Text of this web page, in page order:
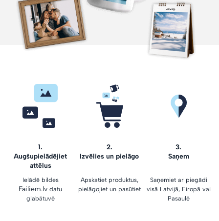
1.
Augšupielādējiet
attēlus
2.
Izvēlies un pielāgo
3.
Saņem
Ielādē bildes
Failiem.lv datu
glabātuvē
Apskatiet produktus,
pielāgojiet un pasūtiet
Saņemiet ar piegādi
visā Latvijā, Eiropā vai
Pasaulē